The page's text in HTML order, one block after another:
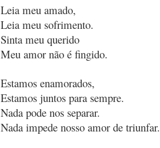
Leia meu amado,
Leia meu sofrimento.
Sinta meu querido
Meu amor não é fingido.
Estamos enamorados,
Estamos juntos para sempre.
Nada pode nos separar.
Nada impede nosso amor de triunfar.